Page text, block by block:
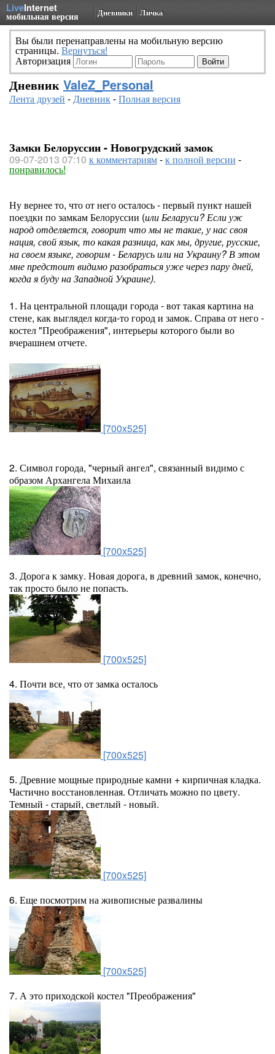
LiveInternet
мобильная версия Дневники Личка
Вы были перенаправлены на мобильную версию
страницы. Вернуться!
Авторизация
Дневник ValeZ_Personal
Лента друзей -Дневник-Полная версия
Замки Белоруссии - Новогрудский замок
09-07-2013 07:10 к комментариям-к полной версии -
понравилось!
Ну вернее то, что от него осталось - первый пункт нашей
поездки по замкам Белоруссии (или Беларуси? Если уж
народ отделяется, говорит что мы не такие, у нас своя
нация, свой язык, то какая разница, как мы, другие, русские,
на своем языке, говорим - Беларусь или на Украину? В этом
мне предстоит видимо разобраться уже через пару дней,
когда я буду на Западной Украине).
1. На центральной площади города - вот такая картина на
стене, как выглядел когда-то город и замок. Справа от него -
костел "Преображения", интерьеры которого были во
вчерашнем отчете.
[700x525]
2. Символ города, "черный ангел", связанный видимо с
образом Архангела Михаила
[700x525]
3. Дорога к замку. Новая дорога, в древний замок, конечно,
так просто было не попасть.
[700x525]
4. Почти все, что от замка осталось
[700x525]
5. Древние мощные природные камни + кирпичная кладка.
Частично восстановленная. Отличать можно по цвету.
Темный - старый, светлый - новый.
[700x525]
6. Еще посмотрим на живописные развалины
[700x525]
7. А это приходской костел "Преображения"